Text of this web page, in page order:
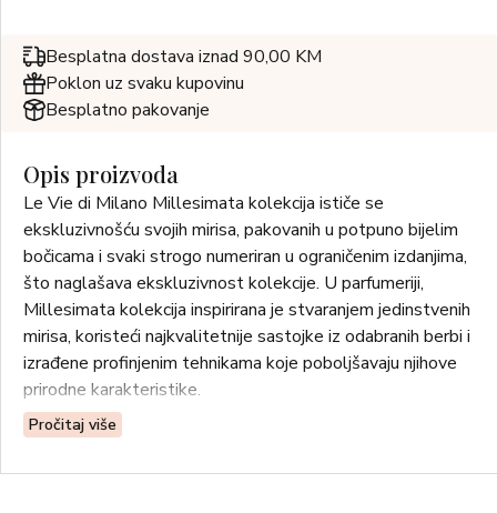
Besplatna dostava iznad 90,00 KM
Poklon uz svaku kupovinu
Besplatno pakovanje
Opis proizvoda
Le Vie di Milano Millesimata kolekcija ističe se
ekskluzivnošću svojih mirisa, pakovanih u potpuno bijelim
bočicama i svaki strogo numeriran u ograničenim izdanjima,
što naglašava ekskluzivnost kolekcije. U parfumeriji,
Millesimata kolekcija inspirirana je stvaranjem jedinstvenih
mirisa, koristeći najkvalitetnije sastojke iz odabranih berbi i
izrađene profinjenim tehnikama koje poboljšavaju njihove
prirodne karakteristike.
Ovaj Eau de Parfum Intense olfaktorno interpretira
Pročitaj više